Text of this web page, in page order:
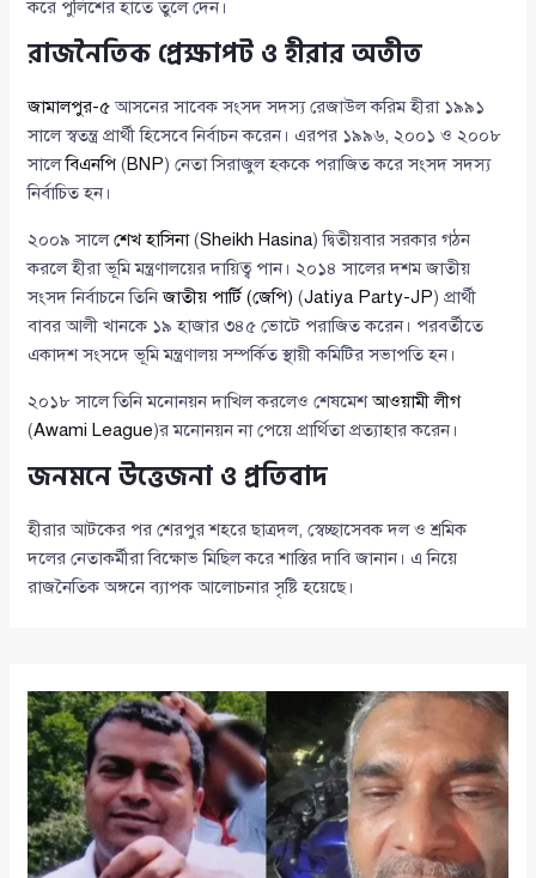
করে পুলিশের হাতে তুলে দেন।
রাজনৈতিক প্রেক্ষাপট ও হীরার অতীত
জামালপুর-৫আসনের সাবেক সংসদ সদস্য রেজাউল করিম হীরা ১৯৯১
সালে স্বতন্ত্র প্রার্থী হিসেবে নির্বাচন করেন। এরপর ১৯৯৬, ২০০১ ও ২০০৮
সালেবিএনপি (BNP) নেতা সিরাজুল হককে পরাজিত করে সংসদ সদস্য
নির্বাচিত হন।
২০০৯ সালেশেখ হাসিনা(Sheikh Hasina) দ্বিতীয়বার সরকার গঠন
করলে হীরা ভূমি মন্ত্রণালয়ের দায়িত্ব পান। ২০১৪ সালের দশম জাতীয়
সংসদ নির্বাচনে তিনিজাতীয় পার্টি (জেপি) (Jatiya Party-JP) প্রার্থী
বাবর আলী খানকে ১৯ হাজার ৩৪৫ ভোটে পরাজিত করেন। পরবর্তীতে
একাদশ সংসদে ভূমি মন্ত্রণালয় সম্পর্কিত স্থায়ী কমিটির সভাপতি হন।
২০১৮ সালে তিনি মনোনয়ন দাখিল করলেও শেষমেশআওয়ামী লীগ
(Awami League)র মনোনয়ন না পেয়ে প্রার্থিতা প্রত্যাহার করেন।
জনমনে উত্তেজনা ও প্রতিবাদ
হীরার আটকের পর শেরপুর শহরে ছাত্রদল, স্বেচ্ছাসেবক দল ও শ্রমিক
দলের নেতাকর্মীরা বিক্ষোভ মিছিল করে শাস্তির দাবি জানান। এ নিয়ে
রাজনৈতিক অঙ্গনে ব্যাপক আলোচনার সৃষ্টি হয়েছে।